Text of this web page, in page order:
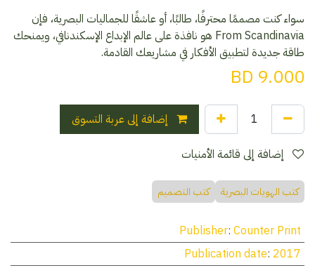
سواء كنت مصممًا محترفًا، طالبًا، أو عاشقًا للجماليات البصرية، فإن
From Scandinavia هو نافذة على عالم الإبداع الإسكندنافي، ويمنحك
طاقة جديدة لتطبيق الأفكار في مشاريعك القادمة.
9.000
إضافة إلى عربة التسوق
كتب الهويات البصرية كتب التصميم
Publisher:Counter Print
Publication date: 2017